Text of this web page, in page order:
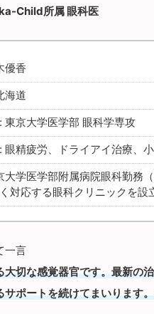
Child所属 眼科医
優香
海道
東京大学医学部 眼科学専攻
眼精疲労、ドライアイ治療、
大学医学部附属病院眼科勤務
対応する眼科クリニックを設
一言
大切な感覚器官です。最新の
サポートを続けてまいります